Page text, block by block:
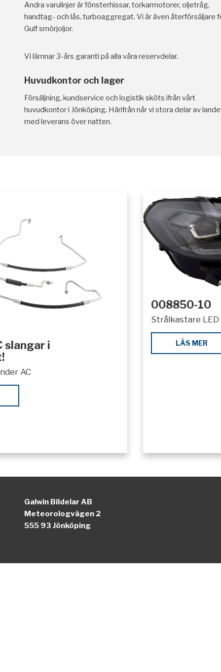
Andra varulinjer är fönsterhissar, torkarmotorer, oljetråg,
handtag- och lås, turboaggregat. Vi är även återförsäljare
Gulf smörjoljor.
Vi lämnar 3-års garanti på alla våra reservdelar.
Huvudkontor och lager
Försäljning, kundservice och logistik sköts ifrån vårt
huvudkontor i Jönköping. Härifrån når vi stora delar av
med leverans över natten.
slangar i
AC
008850-10
Strålkastare LED
LÄS MER
Galwin Bildelar AB
Meteorologvägen 2
555 93 Jönköping